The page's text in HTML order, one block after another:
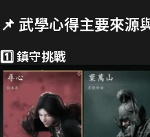
📌 武學心得主要來源
1️⃣ 鎮守挑戰